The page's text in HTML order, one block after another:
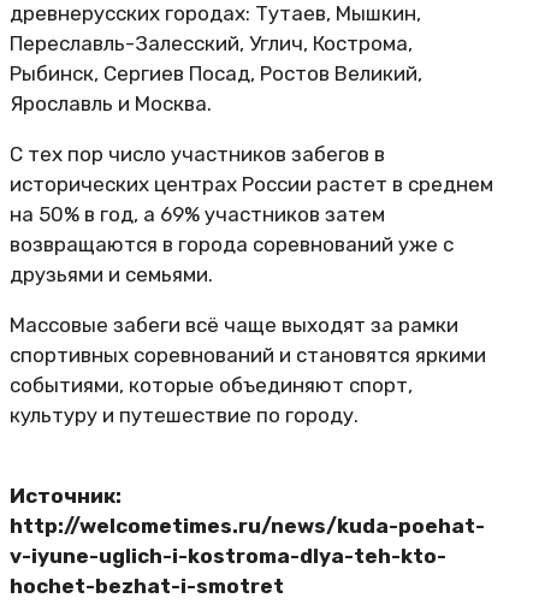
древнерусских городах: Тутаев, Мышкин,
Переславль-Залесский, Углич, Кострома,
Рыбинск, Сергиев Посад, Ростов Великий,
Ярославль и Москва.
С тех пор число участников забегов в
исторических центрах России растет в среднем
на 50% в год, а 69% участников затем
возвращаются в города соревнований уже с
друзьями и семьями.
Массовые забеги всё чаще выходят за рамки
спортивных соревнований и становятся яркими
событиями, которые объединяют спорт,
культуру и путешествие по городу.
Источник:
http://welcometimes.ru/news/kuda-poehat-
v-iyune-uglich-i-kostroma-dlya-teh-kto-
hochet-bezhat-i-smotret